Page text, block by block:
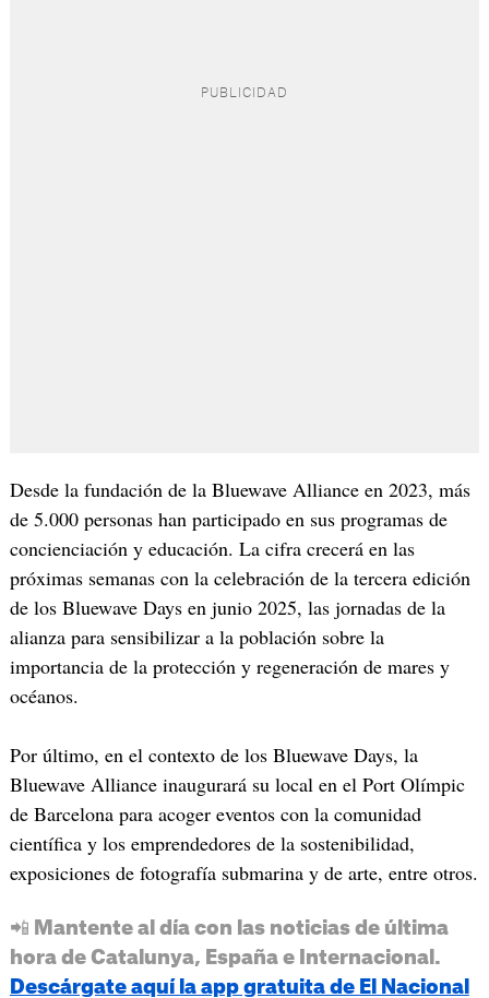
Desde la fundación de la Bluewave Alliance en 2023, más
de 5.000 personas han participado en sus programas de
concienciación y educación. La cifra crecerá en las
próximas semanas con la celebración de la tercera edición
de los Bluewave Days en junio 2025, las jornadas de la
alianza para sensibilizar a la población sobre la
importancia de la protección y regeneración de mares y
océanos.
Por último, en el contexto de los Bluewave Days, la
Bluewave Alliance inaugurará su local en el Port Olímpic
de Barcelona para acoger eventos con la comunidad
científica y los emprendedores de la sostenibilidad,
exposiciones de fotografía submarina y de arte, entre otros.
📲 Mantente al día con las noticias de última
hora de Catalunya, España e Internacional.
Descárgate aquí la app gratuita de El Nacional